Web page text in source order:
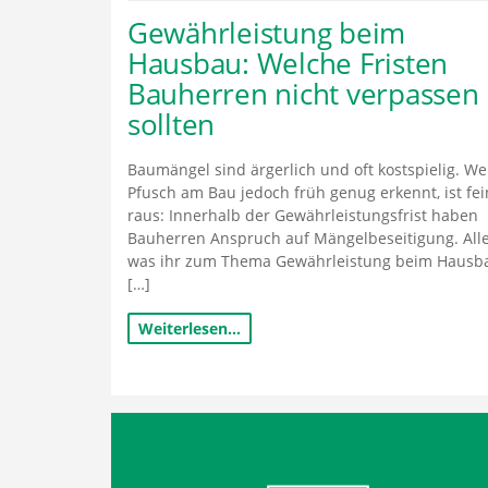
Gewährleistung beim
Hausbau: Welche Fristen
Bauherren nicht verpassen
sollten
Baumängel sind ärgerlich und oft kostspielig.
Pfusch am Bau jedoch früh genug erkennt, ist
raus: Innerhalb der Gewährleistungsfrist haben
Bauherren Anspruch auf Mängelbeseitigung.
was ihr zum Thema Gewährleistung beim
[…]
Weiterlesen…